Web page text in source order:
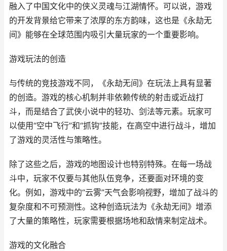
融入了中国文化中的侠义灵魂与江湖情怀。可以说，游戏
的开发背景给它带来了浓厚的东方韵味，这也是《永劫无
间》能够在全球范围内吸引大量玩家的一个重要影响。
游戏玩法的创造
与传统的竞技游戏不同，《永劫无间》在玩法上具有显著
的创造。游戏的核心机制并非依赖传统的射击或近战打
斗，而是结合了武侠小说中的轻功、剑法等元素。玩家可
以使用“空中飞行”和“抓钩”技能，在高空中进行战斗，增加
了游戏的灵活性与策略性。
除了这些之后，游戏的地图设计也特别特殊。在每一场战
斗中，玩家不仅要与其他队伍竞争，还要面对环境的变
化。例如，游戏中的“云雾”天气会影响视野，增加了战斗的
复杂度和不可预测性。这种创造玩法为《永劫无间》增添
了大量的策略性，玩家需要根据场地和敌情来制定战术。
游戏的文化融合